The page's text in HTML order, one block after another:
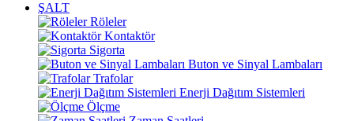
ŞALT
Röleler
Kontaktör
Sigorta
Buton ve Sinyal Lambaları
Trafolar
Enerji Dağıtım Sistemleri
Ölçme